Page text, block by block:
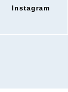
Instagram